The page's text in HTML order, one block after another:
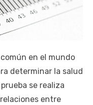
en el mundo
determinar la salud
se realiza
entre